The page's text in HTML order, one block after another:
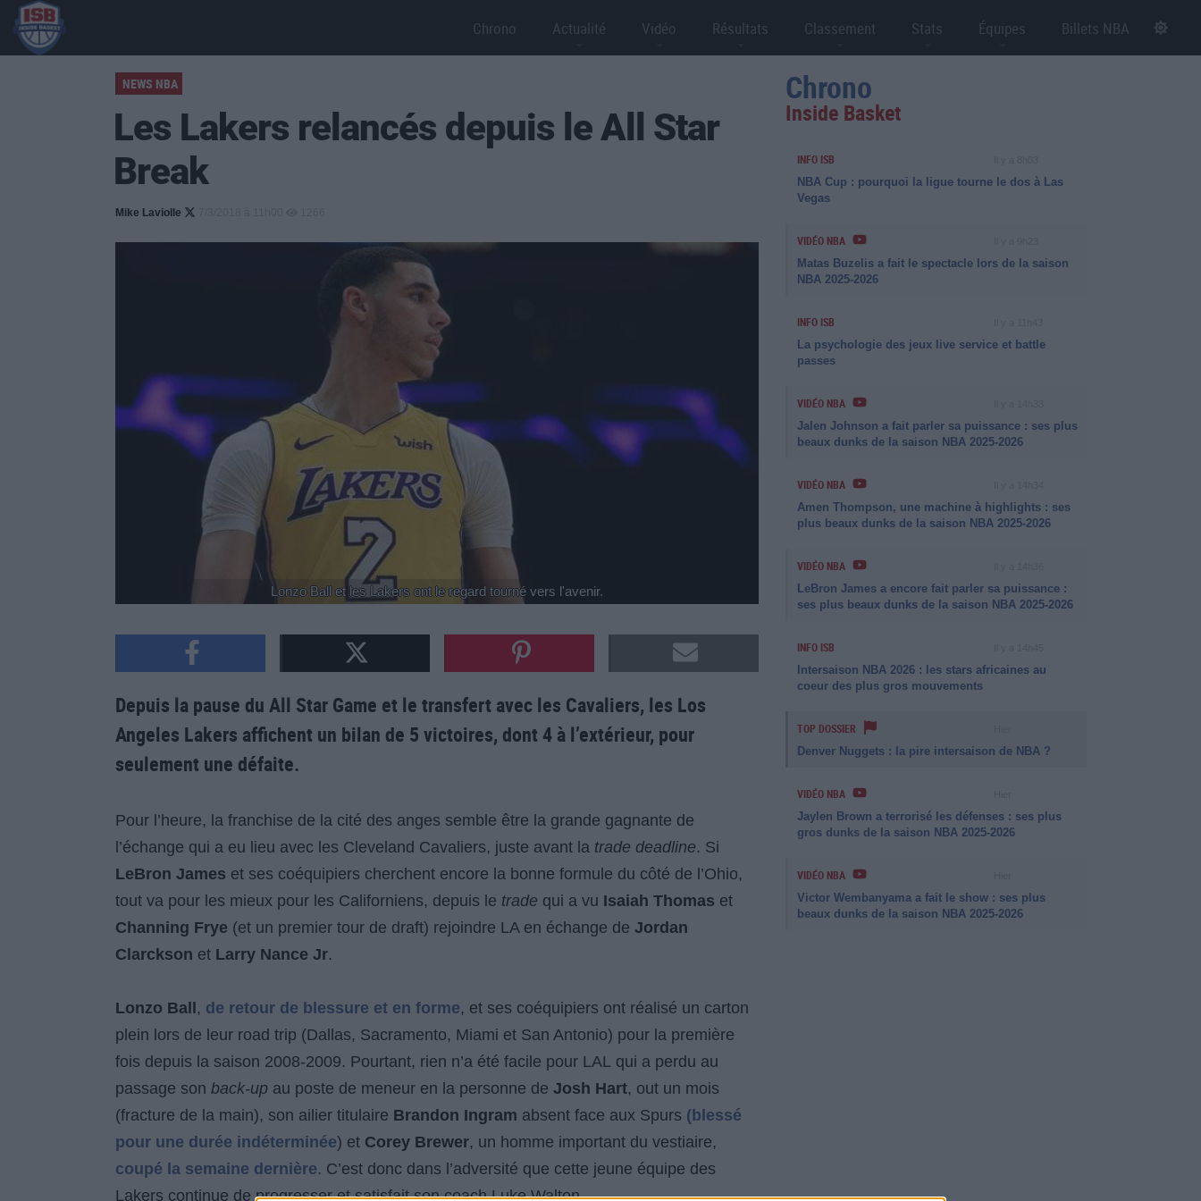
Chrono Actualité Vidéo Résultats Classement Stats Équipes Billets NBA
NEWS NBA
Les Lakers relancés depuis le All Star
Break
Mike Laviolle
Lonzo Ball et les Lakers ont le regard tourné vers l'avenir.
Depuis la pause du All Star Game et le transfert avec les Cavaliers, les Los
Angeles Lakers affichent un bilan de 5 victoires, dont 4 à l’extérieur, pour
seulement une défaite.
Pour l’heure, la franchise de la cité des anges semble être la grande gagnante de
l’échange qui a eu lieu avec les Cleveland Cavaliers, juste avant la trade deadline. Si
LeBron James et ses coéquipiers cherchent encore la bonne formule du côté de l’Ohio,
tout va pour les mieux pour les Californiens, depuis le trade qui a vu Isaiah Thomas et
Channing Frye (et un premier tour de draft) rejoindre LA en échange de Jordan
Clarckson et Larry Nance Jr.
Lonzo Ball , de retour de blessure et en forme, et ses coéquipiers ont réalisé un carton
plein lors de leur road trip (Dallas, Sacramento, Miami et San Antonio) pour la première
fois depuis la saison 2008-2009. Pourtant, rien n’a été facile pour LAL qui a perdu au
passage son back-up au poste de meneur en la personne de Josh Hart, out un mois
(fracture de la main), son ailier titulaire Brandon Ingram absent face aux Spurs (blessé
pour une durée indéterminée) et Corey Brewer, un homme important du vestiaire,
coupé la semaine dernière. C’est donc dans l’adversité que cette jeune équipe des
Lakers continue de progresser et satisfait son coach Luke Walton.
Chrono
Inside Basket
INFO ISB
NBA Cup : pourquoi la ligue tourne le dos à Las
Vegas
VIDÉO NBA
Matas Buzelis a fait le spectacle lors de la saison
NBA 2025-2026
INFO ISB
La psychologie des jeux live service et battle
passes
VIDÉO NBA
Jalen Johnson a fait parler sa puissance : ses plus
beaux dunks de la saison NBA 2025-2026
VIDÉO NBA
Amen Thompson, une machine à highlights : ses
plus beaux dunks de la saison NBA 2025-2026
VIDÉO NBA
LeBron James a encore fait parler sa puissance :
ses plus beaux dunks de la saison NBA 2025-2026
INFO ISB
Intersaison NBA 2026 : les stars africaines au
coeur des plus gros mouvements
TOP DOSSIER
Denver Nuggets : la pire intersaison de NBA ?
VIDÉO NBA
Jaylen Brown a terrorisé les défenses : ses plus
gros dunks de la saison NBA 2025-2026
VIDÉO NBA
Victor Wembanyama a fait le show : ses plus
beaux dunks de la saison NBA 2025-2026